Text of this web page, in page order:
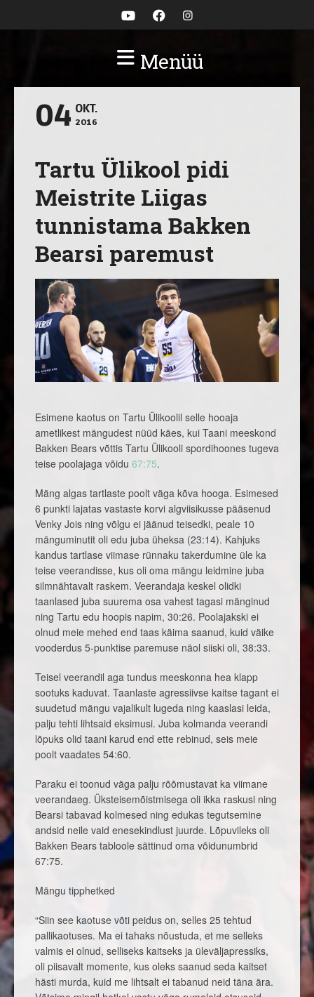
Menüü
04 OKT.
2016
Tartu Ülikool pidi
Meistrite Liigas
tunnistama Bakken
Bearsi paremust
Esimene kaotus on Tartu Ülikoolil selle hooaja
ametlikest mängudest nüüd käes, kui Taani meeskond
Bakken Bears võttis Tartu Ülikooli spordihoones tugeva
teise poolajaga võidu 67:75.
Mäng algas tartlaste poolt väga kõva hooga. Esimesed
6 punkti lajatas vastaste korvi algviisikusse pääsenud
Venky Jois ning võlgu ei jäänud teisedki, peale 10
mänguminutit oli edu juba üheksa (23:14). Kahjuks
kandus tartlase viimase rünnaku takerdumine üle ka
teise veerandisse, kus oli oma mängu leidmine juba
silmnähtavalt raskem. Veerandaja keskel olidki
taanlased juba suurema osa vahest tagasi mänginud
ning Tartu edu hoopis napim, 30:26. Poolajakski ei
olnud meie mehed end taas käima saanud, kuid väike
vooderdus 5-punktise paremuse näol siiski oli, 38:33.
Teisel veerandil aga tundus meeskonna hea klapp
sootuks kaduvat. Taanlaste agressiivse kaitse tagant ei
suudetud mängu vajalikult lugeda ning kaaslasi leida,
palju tehti lihtsaid eksimusi. Juba kolmanda veerandi
lõpuks olid taani karud end ette rebinud, seis meie
poolt vaadates 54:60.
Paraku ei toonud väga palju rõõmustavat ka viimane
veerandaeg. Üksteisemõistmisega oli ikka raskusi ning
Bearsi tabavad kolmesed ning edukas tegutsemine
andsid neile vaid enesekindlust juurde. Lõpuvileks oli
Bakken Bears tabloole sättinud oma võidunumbrid
67:75.
Mängu tipphetked
“Siin see kaotuse võti peidus on, selles 25 tehtud
pallikaotuses. Ma ei tahaks nõustuda, et me selleks
valmis ei olnud, selliseks kaitseks ja üleväljapressiks,
oli piisavalt momente, kus oleks saanud seda kaitset
hästi murda, kuid me lihtsalt ei tabanud neid täna ära.